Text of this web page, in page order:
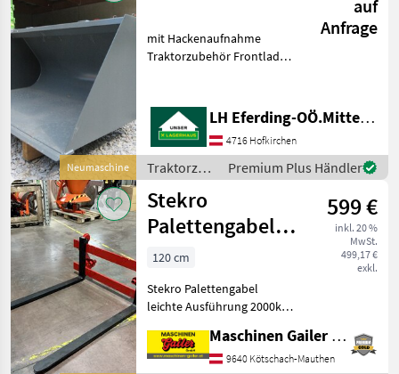
Neumaschine
auf
Anfrage
mit Hackenaufnahme
Traktorzubehör Frontlader-
LH Eferding-OÖ.Mitte, Landtechnik Hofkirchen
4716 Hofkirchen
Traktorzubehör
/ Stekro
Premium Plus Händler
Stekro
Palettengabel
Euro Leicht
EINFÜHRUNGSAKTION
!
599 €
inkl. 20 %
MwSt.
499,17 €
exkl.
120 cm
Stekro Palettengabel
leichte Ausführung 2000kg
Zinkenlänge 120 cm *
Zinkendimension Breite 800
Maschinen Gailer GmbH
9640 Kötschach-Mauthen